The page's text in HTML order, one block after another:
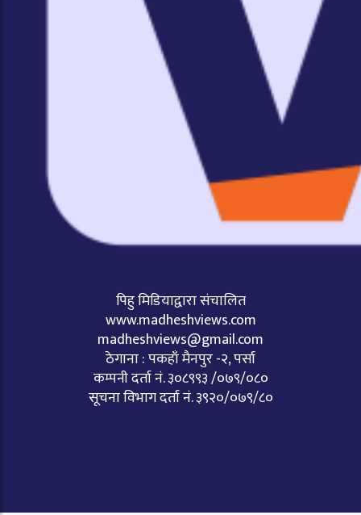
पिहु मिडियाद्वारा संचालित
www.madheshviews.com
madheshviews@gmail.com
ठेगाना : पकहाँ मैनपुर -२, पर्सा
कम्पनी दर्ता नं. ३०८९९३ /०७९/०८०
सूचना विभाग दर्ता नं. ३९२०/०७९/८०